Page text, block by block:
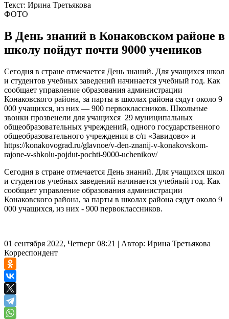
Текст: Ирина Третьякова
ФОТО
В День знаний в Конаковском районе в
школу пойдут почти 9000 учеников
Сегодня в стране отмечается День знаний. Для учащихся школ
и студентов учебных заведений начинается учебный год. Как
сообщает управление образования администрации
Конаковского района, за парты в школах района сядут около 9
000 учащихся, из них — 900 первоклассников. Школьные
звонки прозвенели для учащихся 29 муниципальных
общеобразовательных учреждений, одного государственного
общеобразовательного учреждения в с/п «Завидово» и
https://konakovograd.ru/glavnoe/v-den-znanij-v-konakovskom-
rajone-v-shkolu-pojdut-pochti-9000-uchenikov/
Сегодня в стране отмечается День знаний. Для учащихся школ
и студентов учебных заведений начинается учебный год. Как
сообщает управление образования администрации
Конаковского района, за парты в школах района сядут около 9
000 учащихся, из них - 900 первоклассников.
01 сентября 2022, Четверг 08:21 | Автор: Ирина Третьякова
Корреспондент